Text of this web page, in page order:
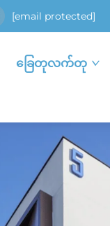
[email protected]
ခြေတုလက်တု